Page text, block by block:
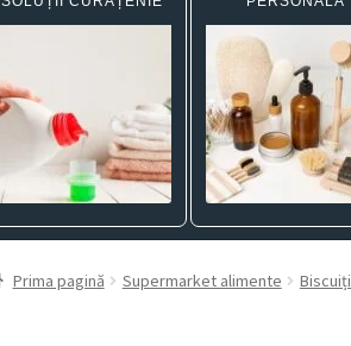
Prima pagină Supermarket alimente